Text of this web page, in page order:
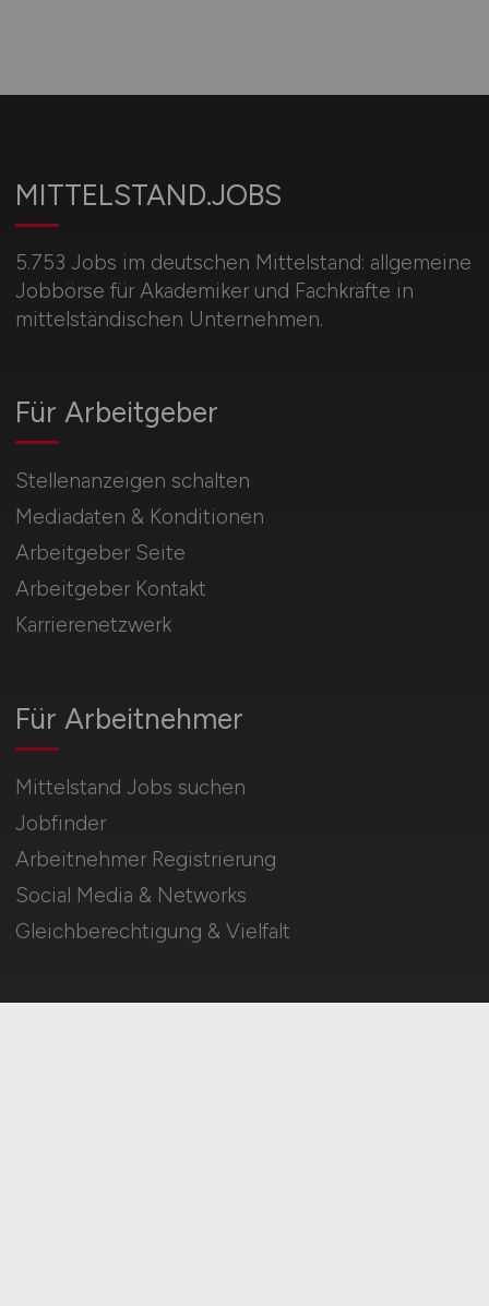
MITTELSTAND.JOBS
5.753 Jobs im deutschen Mittelstand: allgemeine
Jobbörse für Akademiker und Fachkräfte in
mittelständischen Unternehmen.
Für Arbeitnehmer
Mittelstand Jobs suchen
Jobfinder
Arbeitnehmer Registrierung
Social Media & Networks
Gleichberechtigung & Vielfalt
Für Arbeitgeber
Stellenanzeigen schalten
Mediadaten & Konditionen
Arbeitgeber Seite
Arbeitgeber Kontakt
Karrierenetzwerk